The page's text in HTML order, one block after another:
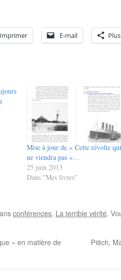
Imprimer E-mail Plus
Mise à jour de « Cette révolte qui
ne viendra pas »…
25 juin 2013
Dans "Mes livres"
conférences, La terrible vérité.
» en matière de
Piëch,